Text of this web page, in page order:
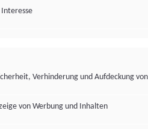
Verhinderung und Aufdeckung
von Werbung und Inhalten